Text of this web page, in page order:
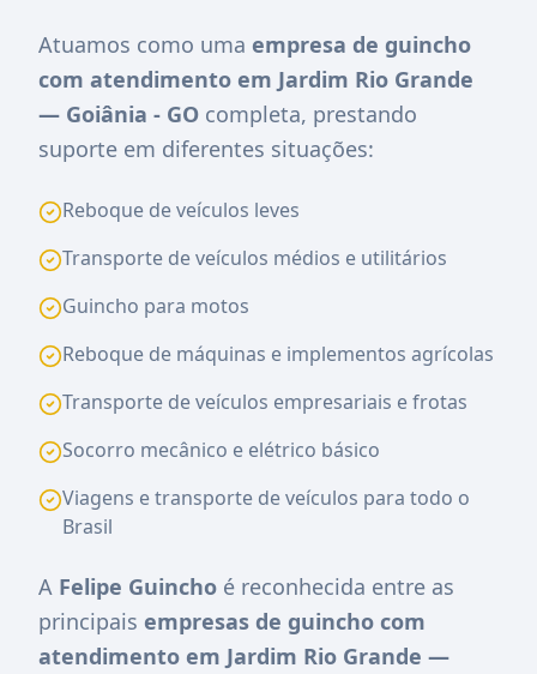
Atuamos como uma empresa de guincho
com atendimento em Jardim Rio Grande
— Goiânia - GO completa, prestando
suporte em diferentes situações:
Reboque de veículos leves
Transporte de veículos médios e utilitários
Guincho para motos
Reboque de máquinas e implementos agrícolas
Transporte de veículos empresariais e frotas
Socorro mecânico e elétrico básico
Viagens e transporte de veículos para todo o
Brasil
A Felipe Guincho é reconhecida entre as
principais empresas de guincho com
atendimento em Jardim Rio Grande —